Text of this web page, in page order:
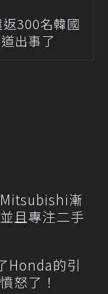
300名韓國
出事了
漸
且專注二手
Honda的引
怒了！